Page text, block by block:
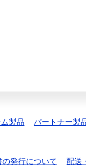
製品 パートナー製
発行について 配送